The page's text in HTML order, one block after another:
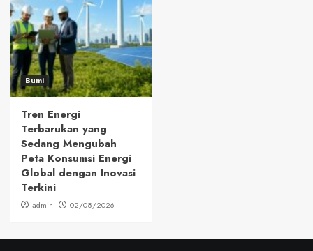
Bumi
Tren Energi
Terbarukan yang
Sedang Mengubah
Peta Konsumsi Energi
Global dengan Inovasi
Terkini
admin 02/08/2026